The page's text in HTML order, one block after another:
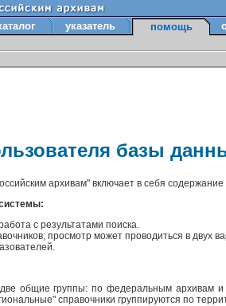
указатель помощь
базы
архивам" включает в себя
с результатами поиска.
просмотр может проводиться в двух
общие группы: по федеральным архивам
справочники группируются по